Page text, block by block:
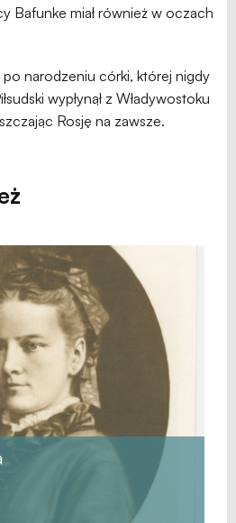
Bafunke miał również w oczach
po narodzeniu córki, której nigdy
wypłynął z Władywostoku
Rosję na zawsze.